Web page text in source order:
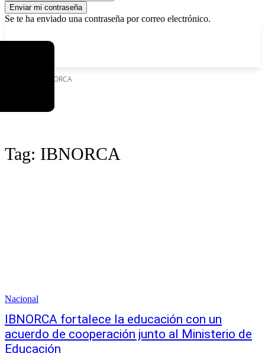
Se te ha enviado una contraseña por correo electrónico.
IBNORCA
Tag: IBNORCA
Nacional
IBNORCA fortalece la educación con un
acuerdo de cooperación junto al Ministerio de
Educación